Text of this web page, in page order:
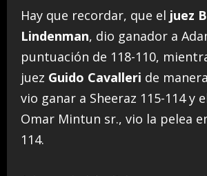
Hay que recordar, que el juez
Lindenman, dio ganador a
puntuación de 118-110,
juez Guido Cavalleri de
vio ganar a Sheeraz 115-114 y
Omar Mintun sr., vio la pelea
114.